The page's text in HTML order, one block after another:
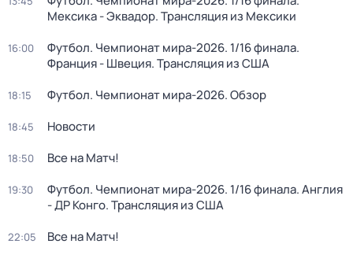
Мексика - Эквадор. Трансляция из Мексики
16:00
Футбол. Чемпионат мира-2026. 1/16 финала.
Франция - Швеция. Трансляция из США
18:15 Футбол. Чемпионат мира-2026. Обзор
18:45 Новости
18:50 Все на Матч!
19:30
Футбол. Чемпионат мира-2026. 1/16 финала. Англия
- ДР Конго. Трансляция из США
22:05 Все на Матч!